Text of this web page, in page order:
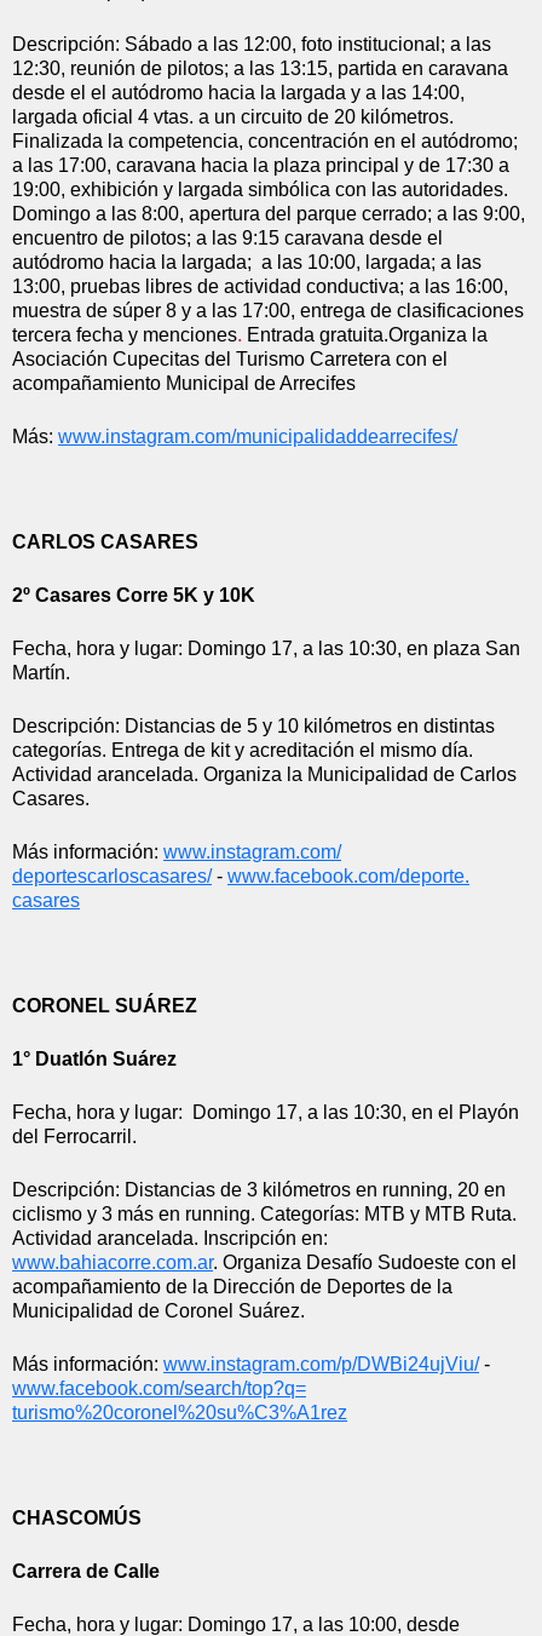
Descripción: Sábado a las 12:00, foto institucional; a las
12:30, reunión de pilotos; a las 13:15, partida en caravana
desde el el autódromo hacia la largada y a las 14:00,
largada oficial 4 vtas. a un circuito de 20 kilómetros.
Finalizada la competencia, concentración en el autódromo;
a las 17:00, caravana hacia la plaza principal y de 17:30 a
19:00, exhibición y largada simbólica con las autoridades.
Domingo a las 8:00, apertura del parque cerrado; a las 9:00,
encuentro de pilotos; a las 9:15 caravana desde el
autódromo hacia la largada;  a las 10:00, largada; a las
13:00, pruebas libres de actividad conductiva; a las 16:00,
muestra de súper 8 y a las 17:00, entrega de clasificaciones
tercera fecha y menciones. Entrada gratuita.Organiza la
Asociación Cupecitas del Turismo Carretera con el
acompañamiento Municipal de Arrecifes
Más: www.instagram.com/municipalidaddearrecifes/
CARLOS CASARES
2º Casares Corre 5K y 10K
Fecha, hora y lugar: Domingo 17, a las 10:30, en plaza San
Martín.
Descripción: Distancias de 5 y 10 kilómetros en distintas
categorías. Entrega de kit y acreditación el mismo día.
Actividad arancelada. Organiza la Municipalidad de Carlos
Casares.
Más información: www.instagram.com/
deportescarloscasares/ - www.facebook.com/deporte.
casares
CORONEL SUÁREZ
1° Duatlón Suárez
Fecha, hora y lugar:  Domingo 17, a las 10:30, en el Playón
del Ferrocarril.
Descripción: Distancias de 3 kilómetros en running, 20 en
ciclismo y 3 más en running. Categorías: MTB y MTB Ruta.
www.bahiacorre.com.ar. Organiza Desafío Sudoeste con el
acompañamiento de la Dirección de Deportes de la
Municipalidad de Coronel Suárez.
Más información: www.instagram.com/p/DWBi24ujViu/
www.facebook.com/search/top?q=
turismo%20coronel%20su%C3%A1rez
CHASCOMÚS
Carrera de Calle
Fecha, hora y lugar: Domingo 17, a las 10:00, desde